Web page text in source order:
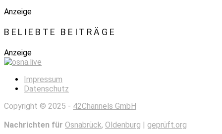
Anzeige
BELIEBTE BEITRÄGE
Anzeige
Impressum
Datenschutz
Copyright © 2025 - 42Channels GmbH
Nachrichten für Osnabrück, Oldenburg | geprüft.org